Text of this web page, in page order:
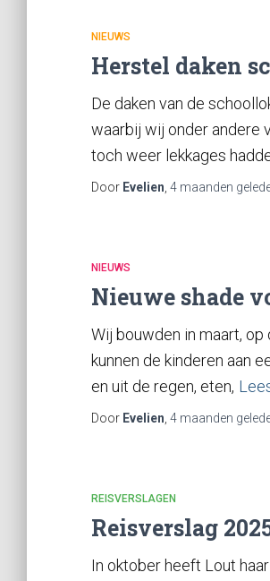
NIEUWS
Herstel daken
De daken van de
waarbij wij onder andere
toch weer lekkages
Door Evelien 4 maanden
NIEUWS
Nieuwe shade
Wij bouwden in maart, op
kunnen de kinderen aan
en uit de regen, eten,
Door Evelien 4 maanden
REISVERSLAGEN
Reisverslag
In oktober heeft Lout